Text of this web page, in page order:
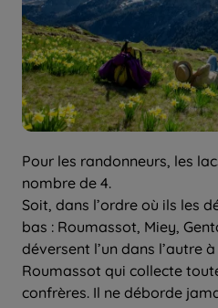
Pour les randonneurs, les
nombre de 4.
Soit, dans l’ordre où ils les
bas : Roumassot, Miey,
déversent l’un dans l’autre
Roumassot qui collecte
confrères. Il ne déborde